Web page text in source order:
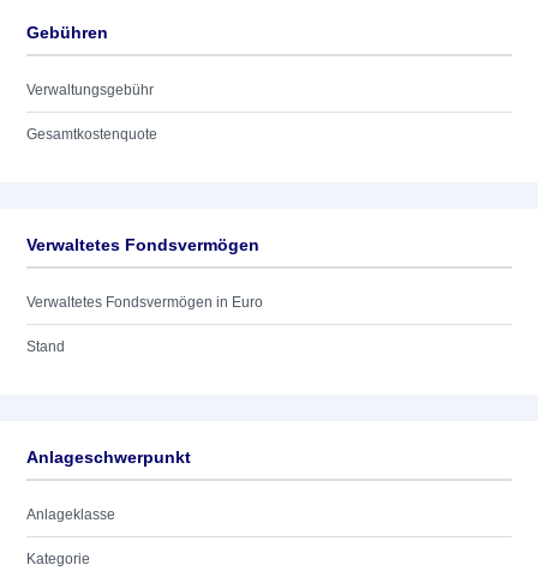
Gebühren
Verwaltungsgebühr
Gesamtkostenquote
Verwaltetes Fondsvermögen
Verwaltetes Fondsvermögen in Euro
Stand
Anlageschwerpunkt
Anlageklasse
Kategorie